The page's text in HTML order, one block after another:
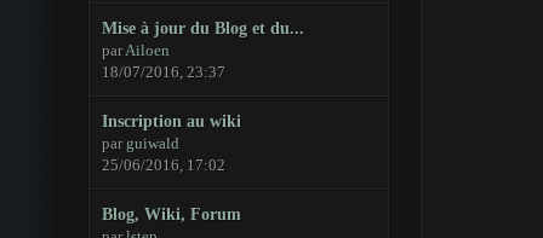
Mise à jour du Blog et du...
parAiloen
18/07/2016, 23:37
Inscription au wiki
par guiwald
25/06/2016, 17:02
Blog, Wiki, Forum